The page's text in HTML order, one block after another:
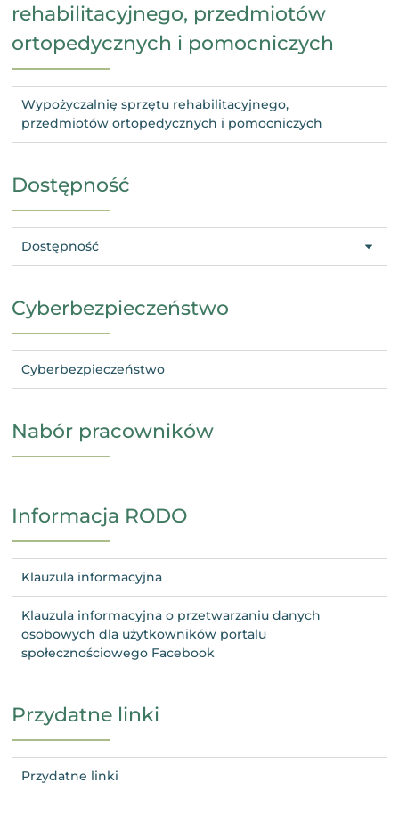
rehabilitacyjnego, przedmiotów
ortopedycznych i pomocniczych
Wypożyczalnię sprzętu rehabilitacyjnego,
przedmiotów ortopedycznych i pomocniczych
Dostępność
Dostępność
Cyberbezpieczeństwo
Cyberbezpieczeństwo
Nabór pracowników
Informacja RODO
Klauzula informacyjna
Klauzula informacyjna o przetwarzaniu danych
osobowych dla użytkowników portalu
społecznościowego Facebook
Przydatne linki
Przydatne linki